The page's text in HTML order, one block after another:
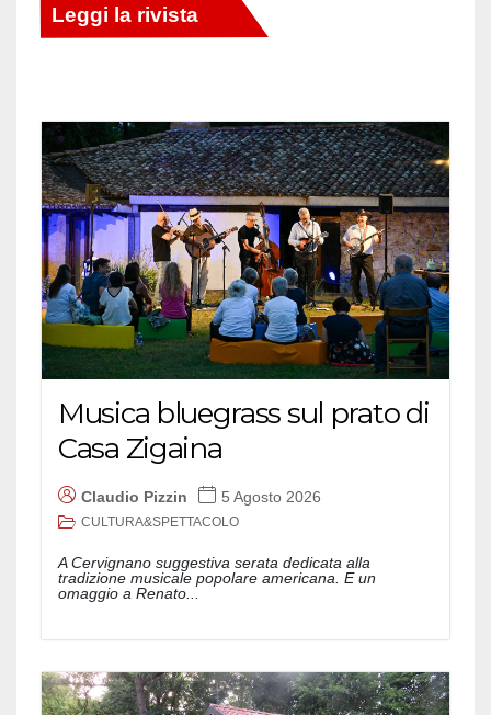
Musica bluegrass sul prato di
Casa Zigaina
Claudio Pizzin 5 Agosto 2026
CULTURA&SPETTACOLO
A Cervignano suggestiva serata dedicata alla
tradizione musicale popolare americana. E un
omaggio a Renato...